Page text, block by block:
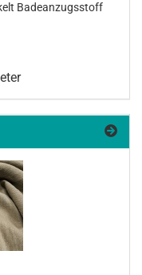
Ba­de­an­zugs­stoff